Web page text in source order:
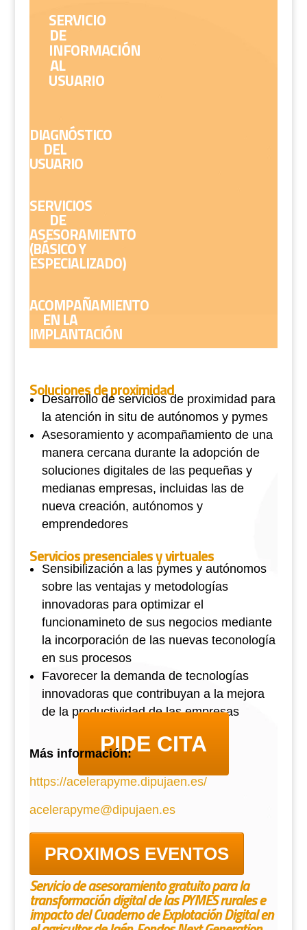
SERVICIO
DE
INFORMACIÓN
AL
USUARIO
DIAGNÓSTICO
DEL
USUARIO
SERVICIOS
DE
ASESORAMIENTO
(BÁSICO Y
ESPECIALIZADO)
ACOMPAÑAMIENTO
EN LA
IMPLANTACIÓN
Soluciones de proximidad
Desarrollo de servicios de proximidad para
la atención in situ de autónomos y pymes
Asesoramiento y acompañamiento de una
manera cercana durante la adopción de
soluciones digitales de las pequeñas y
medianas empresas, incluidas las de
nueva creación, autónomos y
emprendedores
Servicios presenciales y virtuales
Sensibilización a las pymes y autónomos
sobre las ventajas y metodologías
innovadoras para optimizar el
funcionamineto de sus negocios mediante
la incorporación de las nuevas teconología
en sus procesos
Favorecer la demanda de tecnologías
innovadoras que contribuyan a la mejora
de la productividad de las empresas
PIDE CITA
Más información:
https://acelerapyme.dipujaen.es/
acelerapyme@dipujaen.es
PROXIMOS EVENTOS
Servicio de asesoramiento gratuito para la
transformación digital de las PYMES rurales e
impacto del Cuaderno de Explotación Digital en